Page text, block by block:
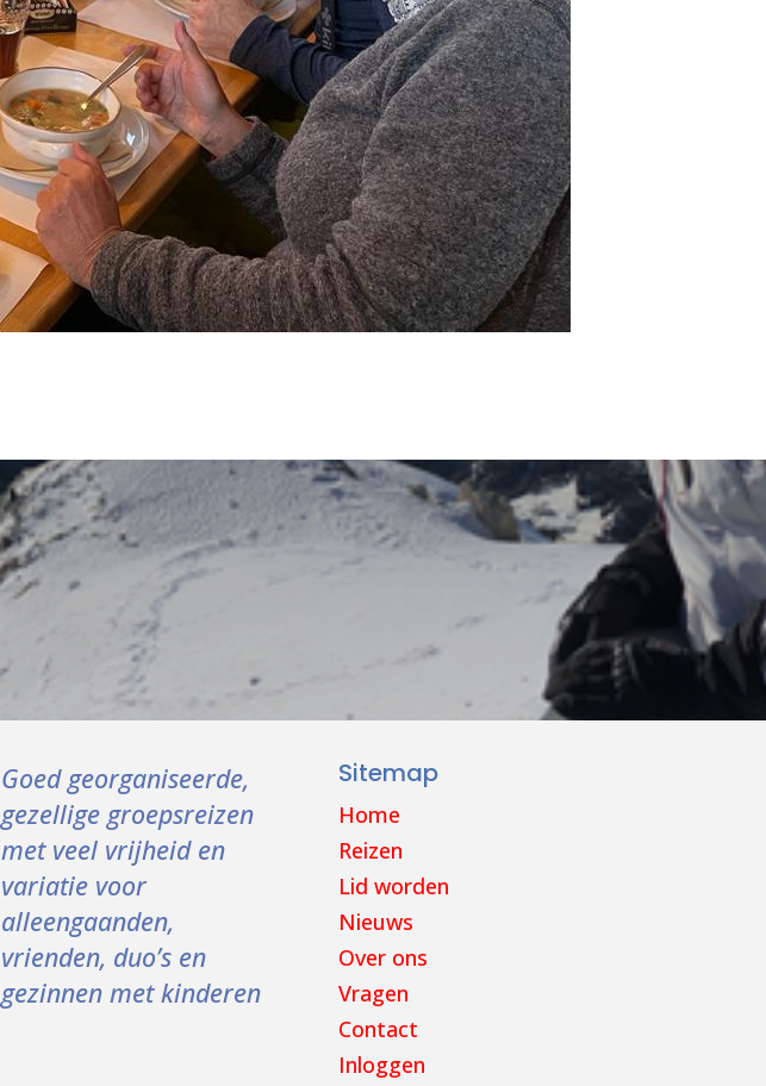
Goed georganiseerde,
gezellige groepsreizen
met veel vrijheid en
variatie voor
alleengaanden,
vrienden, duo’s en
gezinnen met kinderen
Sitemap
Home
Reizen
Lid worden
Nieuws
Over ons
Vragen
Contact
Inloggen